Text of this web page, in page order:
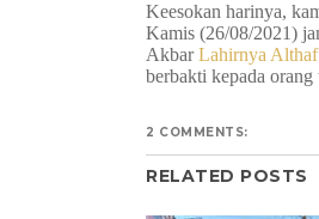
Keesokan harinya,
Kamis (26/08/2021)
AkbarLahirnya
berbakti kepada
2 COMMENTS:
RELATED POSTS